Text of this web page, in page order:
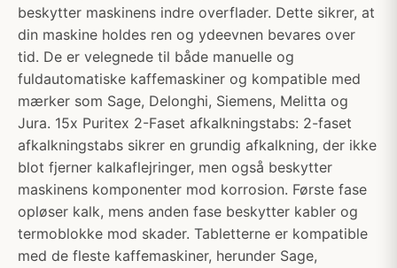
beskytter maskinens indre overflader. Dette sikrer, at
din maskine holdes ren og ydeevnen bevares over
tid. De er velegnede til både manuelle og
fuldautomatiske kaffemaskiner og kompatible med
mærker som Sage, Delonghi, Siemens, Melitta og
Jura. 15x Puritex 2-Faset afkalkningstabs: 2-faset
afkalkningstabs sikrer en grundig afkalkning, der ikke
blot fjerner kalkaflejringer, men også beskytter
maskinens komponenter mod korrosion. Første fase
opløser kalk, mens anden fase beskytter kabler og
termoblokke mod skader. Tabletterne er kompatible
med de fleste kaffemaskiner, herunder Sage,